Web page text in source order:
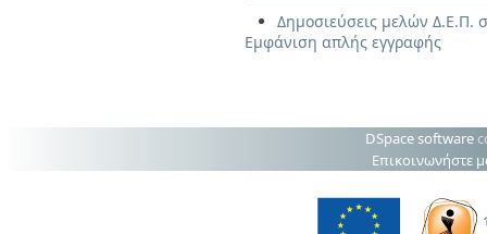
Δημοσιεύσεις μελών Δ.Ε.Π.
Εμφάνιση απλής εγγραφής
DSpace software
Επικοινωνήστε